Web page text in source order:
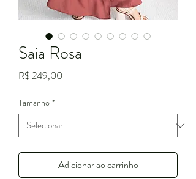
Saia Rosa
R$ 249,00
Tamanho *
Adicionar ao carrinho